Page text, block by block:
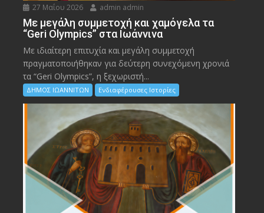
27 Μαΐου 2026 admin admin
Με μεγάλη συμμετοχή και χαμόγελα τα
“Geri Olympics” στα Ιωάννινα
Με ιδιαίτερη επιτυχία και μεγάλη συμμετοχή
πραγματοποιήθηκαν για δεύτερη συνεχόμενη χρονιά
τα “Geri Olympics”, η ξεχωριστή...
ΔΗΜΟΣ ΙΩΑΝΝΙΤΩΝ Ενδιαφέρουσες Ιστορίες